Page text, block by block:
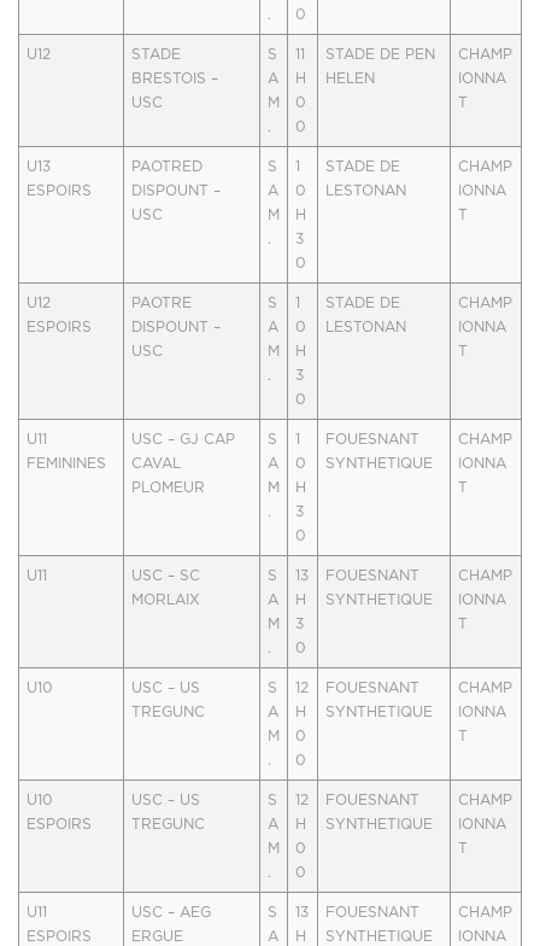
.
0
U12
STADE
BRESTOIS –
USC
S
A
M
11
H
0
0
STADE DE PEN
HELEN
CHAMP
IONNA
U13
ESPOIRS
PAOTRED
DISPOUNT –
USC
S
A
M
.
1
0
H
3
0
STADE DE
LESTONAN
CHAMP
IONNA
U12
ESPOIRS
PAOTRE
DISPOUNT –
USC
S
A
M
1
0
H
3
0
STADE DE
LESTONAN
CHAMP
IONNA
U11
FEMININES
USC – GJ CAP
CAVAL
PLOMEUR
S
A
M
.
1
0
H
3
0
FOUESNANT
SYNTHETIQUE
CHAMP
IONNA
U11
USC – SC
MORLAIX
S
A
M
13
H
3
0
FOUESNANT
SYNTHETIQUE
CHAMP
IONNA
U10
USC – US
TREGUNC
S
A
M
.
12
H
0
0
FOUESNANT
SYNTHETIQUE
CHAMP
IONNA
U10
ESPOIRS
USC – US
TREGUNC
S
A
M
12
H
0
0
FOUESNANT
SYNTHETIQUE
CHAMP
IONNA
U11
ESPOIRS
USC – AEG
ERGUE
S
A
13
H
FOUESNANT
SYNTHETIQUE
CHAMP
IONNA